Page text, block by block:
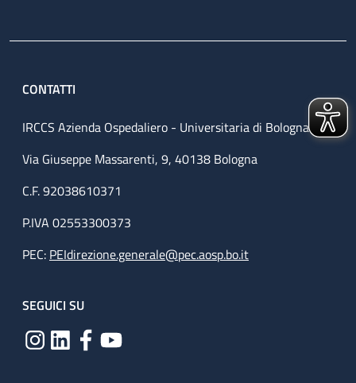
CONTATTI
IRCCS Azienda Ospedaliero - Universitaria di Bologna
Via Giuseppe Massarenti, 9, 40138 Bologna
C.F. 92038610371
P.IVA 02553300373
PEC: PEIdirezione.generale@pec.aosp.bo.it
SEGUICI SU